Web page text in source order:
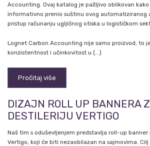
Accounting. Ovaj katalog je pažljivo oblikovan
informativno prenio suštinu ovog automatiziranog
pristup računanju ugljičnog otiska u logističkom
Lognet Carbon Accounting nije samo proizvod; to
konzistentnost i učinkovitost u (...)
Pročitaj više
DIZAJN ROLL UP BANNERA
DESTILERIJU VERTIGO
Naš tim s oduševljenjem predstavlja roll-up banner
Vertigo, koji će biti nezaobilazan na sajmovima.